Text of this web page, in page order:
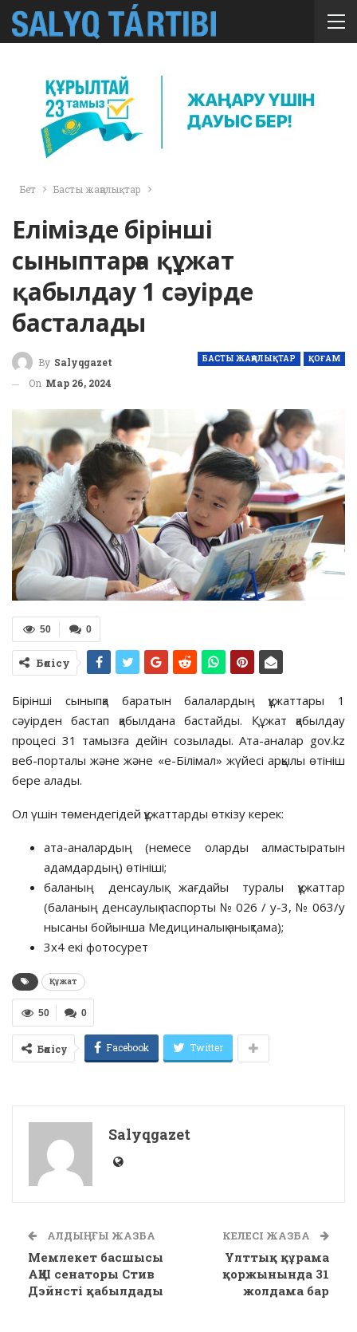
Бет Басты жаңалықтар
Елімізде бірінші
сыныптарға құжат
қабылдау 1 сәуірде
басталады
БАСТЫ ЖАҢАЛЫҚТАР ҚОҒАМ
By Salyqgazet
On Мар 26, 2024
0
50
Бөлісу
Бірінші сыныпқа баратын балалардың құжаттары 1
сәуірден бастап қабылдана бастайды. Құжат қабылдау
процесі 31 тамызға дейін созылады. Ата-аналар gov.kz
веб-порталы және және «е-Білімал» жүйесі арқылы өтініш
бере алады.
Ол үшін төмендегідей құжаттарды өткізу керек:
ата-аналардың (немесе оларды алмастыратын
адамдардың) өтініші;
баланың денсаулық жағдайы туралы құжаттар
(баланың денсаулық паспорты № 026 / у-3, № 063/у
нысаны бойынша Медициналық анықтама);
3х4 екі фотосурет
Құжат
0
50
Бөлісу Facebook Twitter
Salyqgazet
АЛДЫҢҒЫ ЖАЗБА
Мемлекет басшысы
АҚШ сенаторы Стив
Дэйнсті қабылдады
КЕЛЕСІ ЖАЗБА
Ұлттық құрама
қоржынында 31
жолдама бар